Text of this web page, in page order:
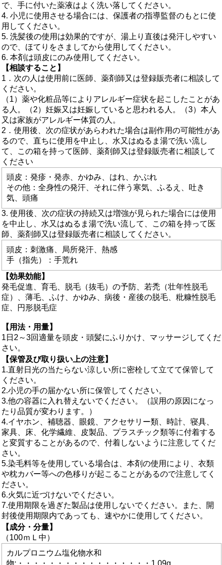
で、手に付いた薬液はよく洗い落してください。
4. 小児に使用させる場合には、保護者の指導監督のもとに使
用してください。
5. 洗髪後の使用は効果的ですが、湯上り直後は発汗しやすい
ので、ほてりをさましてから使用してください。
6. 本剤は頭皮にのみ使用してください。
【相談すること】
1．次の人は使用前に医師、薬剤師又は登録販売者に相談して
ください。
（1）薬や化粧品等によりアレルギー症状を起こしたことがあ
る人。（2）妊娠又は妊娠していると思われる人。（3）本人
又は家族がアレルギー体質の人。
2．使用後、次の症状があらわれた場合は副作用の可能性があ
るので、直ちに使用を中止し、水又はぬるま湯で洗い流し
て、この箱を持って医師、薬剤師又は登録販売者に相談して
ください
頭皮：発疹・発赤、かゆみ、はれ、かぶれ
その他：全身性の発汗、それに伴う寒気、ふるえ、吐き
気、頭痛
3. 使用後、次の症状の持続又は増強が見られた場合には使用
を中止し、水又はぬるま湯で洗い流して、この箱を持って医
師、薬剤師又は登録販売者に相談してください。
頭皮：刺激痛、局所発汗、熱感
手（指先）：手荒れ
【効果効能】
発毛促進、育毛、脱毛（抜毛）の予防、若禿（壮年性脱毛
症）、薄毛、ふけ、かゆみ、病後・産後の脱毛、粃糠性脱毛
症、円形脱毛症
【用法・用量】
1日2～3回適量を頭皮・頭髪にふりかけ、マッサージしてくだ
さい。
【保管及び取り扱い上の注意】
1.直射日光の当たらない涼しい所に密栓して立てて保管して
ください。
2.小児の手の届かない所に保管してください。
3.他の容器に入れ替えないでください。（誤用の原因になっ
たり品質が変わります。）
4.イヤホン、補聴器、眼鏡、アクセサリー類、時計、寝具、
家具、床、化学繊維、皮製品、プラスチック類等に付着する
と変質することがあるので、付着しないように注意してくだ
さい。
5.染毛料等を使用している場合は、本剤の使用により、衣類
や枕カバー等への色移りが起こることがあるので注意してく
ださい。
6.火気に近づけないでください。
7.使用期限を過ぎた製品は使用しないでください。また、開
封後使用期限内であっても、速やかに使用してください。
【成分・分量】
（100ｍＬ中）
カルプロニウム塩化物水和
物:・・・・・・・・・・・・・・・・・1.09g